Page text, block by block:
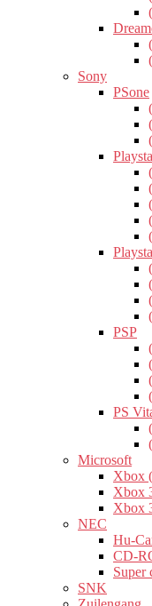
Sony
PSone
PSP
PS
Microsoft
Xbox
Xbox
Xbox
NEC
Hu-
CD-
Super
SNK